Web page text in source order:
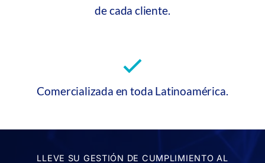
de cada cliente.
Comercializada en toda Latinoamérica.
LLEVE SU GESTIÓN DE CUMPLIMIENTO AL